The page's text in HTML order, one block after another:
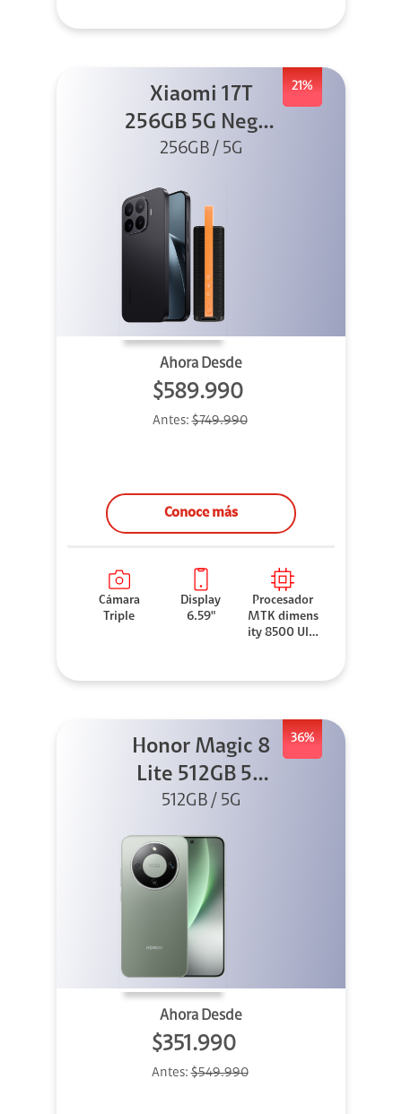
21%
Xiaomi 17T
256GB 5G Negro
+ Sound
256GB / 5G
Ahora Desde
$589.990
Antes:$749.990
Conoce más
Cámara
Triple
Display
6.59"
Procesador
MTK dimens
ity 8500 Ultr
36%
Honor Magic 8
Lite 512GB 5G
Verde
512GB / 5G
Ahora Desde
$351.990
Antes:$549.990